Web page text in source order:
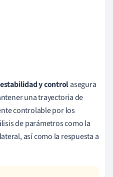
estabilidad y controlasegura
una trayectoria de
controlable por los
de parámetros como la
así como la respuesta a